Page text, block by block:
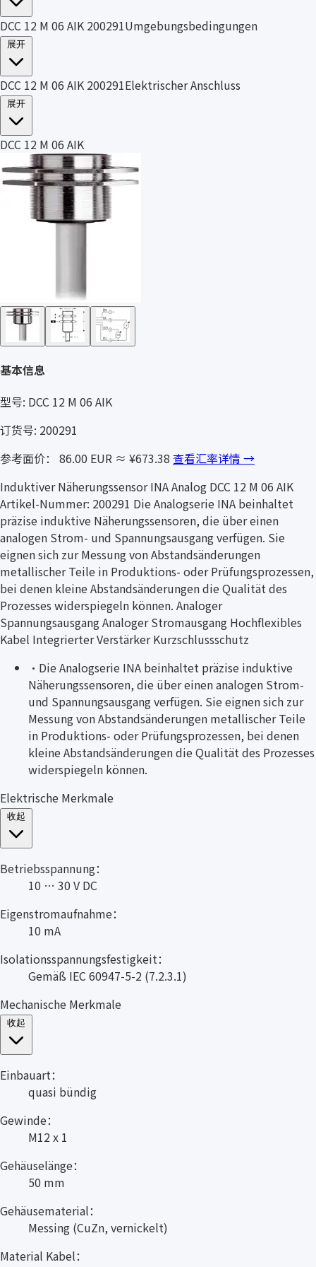
DCC 12 M 06 AIK 200291Umgebungsbedingungen
DCC 12 M 06 AIK 200291Elektrischer Anschluss
DCC 12 M 06 AIK
基本信息
型号: DCC 12 M 06 AIK
订货号: 200291
参考面价： 86.00 EUR ≈ ¥673.38 查看汇率详情 →
Induktiver Näherungssensor INA Analog DCC 12 M 06 AIK
Artikel-Nummer: 200291 Die Analogserie INA beinhaltet
präzise induktive Näherungssensoren, die über einen
analogen Strom- und Spannungsausgang verfügen. Sie
eignen sich zur Messung von Abstandsänderungen
metallischer Teile in Produktions- oder Prüfungsprozessen,
bei denen kleine Abstandsänderungen die Qualität des
Prozesses widerspiegeln können. Analoger
Spannungsausgang Analoger Stromausgang Hochflexibles
Kabel Integrierter Verstärker Kurzschlussschutz
· Die Analogserie INA beinhaltet präzise induktive
Näherungssensoren, die über einen analogen Strom-
und Spannungsausgang verfügen. Sie eignen sich zur
Messung von Abstandsänderungen metallischer Teile
in Produktions- oder Prüfungsprozessen, bei denen
kleine Abstandsänderungen die Qualität des Prozesses
widerspiegeln können.
Elektrische Merkmale
Betriebsspannung：
10 … 30 V DC
Eigenstromaufnahme：
10 mA
Isolationsspannungsfestigkeit：
Gemäß IEC 60947-5-2 (7.2.3.1)
Mechanische Merkmale
Einbauart：
quasi bündig
Gewinde：
M12 x 1
Gehäuselänge：
50 mm
Gehäusematerial：
Messing (CuZn, vernickelt)
Material Kabel：